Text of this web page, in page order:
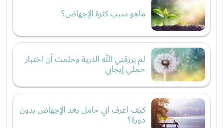
ماهو سبب كثرة الإجهاض؟
لم يرزقني الله الذرية وحلمت أن اختبار
حملي إيجابي
كيف اعرف اني حامل بعد الإجهاض بدون
دورة؟